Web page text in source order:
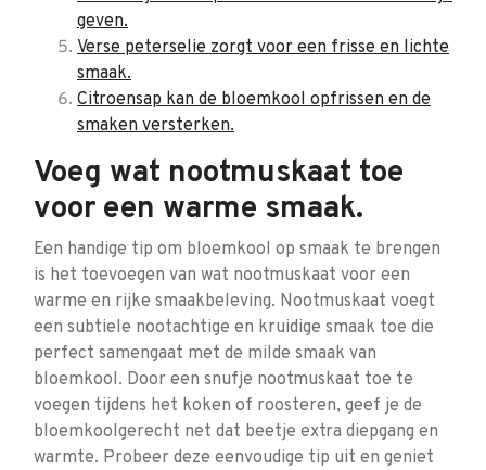
geven.
Verse peterselie zorgt voor een frisse en lichte
smaak.
Citroensap kan de bloemkool opfrissen en de
smaken versterken.
Voeg wat nootmuskaat toe
voor een warme smaak.
Een handige tip om bloemkool op smaak te brengen
is het toevoegen van wat nootmuskaat voor een
warme en rijke smaakbeleving. Nootmuskaat voegt
een subtiele nootachtige en kruidige smaak toe die
perfect samengaat met de milde smaak van
bloemkool. Door een snufje nootmuskaat toe te
voegen tijdens het koken of roosteren, geef je de
bloemkoolgerecht net dat beetje extra diepgang en
warmte. Probeer deze eenvoudige tip uit en geniet